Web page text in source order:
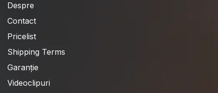
Despre
Contact
Pricelist
Shipping Terms
Garanție
Videoclipuri